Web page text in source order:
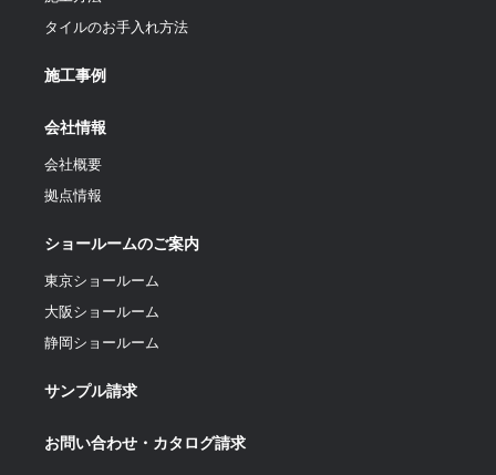
タイルのお手入れ方法
施工事例
会社情報
会社概要
拠点情報
ショールームのご案内
東京ショールーム
大阪ショールーム
静岡ショールーム
サンプル請求
お問い合わせ・カタログ請求